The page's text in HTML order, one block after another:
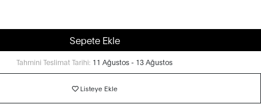
Sepete Ekle
Tahmini Teslimat Tarihi: 11 Ağustos - 13 Ağustos
Listeye Ekle